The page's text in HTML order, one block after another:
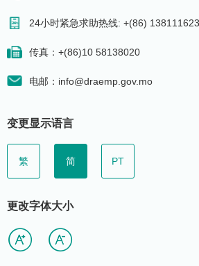
24小时紧急求助热线: +(86)
传真：+(86)10 58138020
电邮：info@draemp.gov.mo
变更显示语言
繁 简 PT
更改字体大小